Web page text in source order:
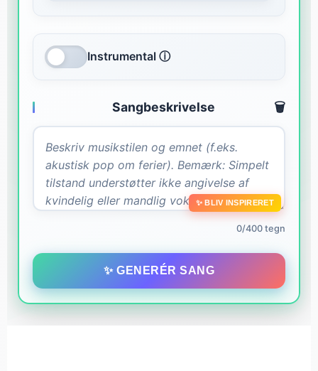
Instrumental ⓘ
Sangbeskrivelse 🗑️
✨ BLIV INSPIRERET
0/400 tegn
✨ GENERÉR SANG